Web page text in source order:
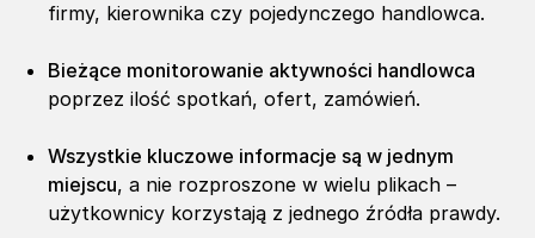
firmy, kierownika czy pojedynczego handlowca.
Bieżące monitorowanie aktywności handlowca
poprzez ilość spotkań, ofert, zamówień.
Wszystkie kluczowe informacje są w jednym
miejscu, a nie rozproszone w wielu plikach –
użytkownicy korzystają z jednego źródła prawdy.